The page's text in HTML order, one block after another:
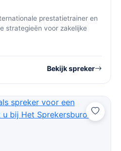
prestatietrainer en
strategieën voor zakelijke
Bekijk spreker